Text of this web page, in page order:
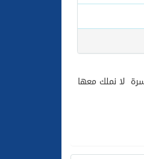
لا نملك معها